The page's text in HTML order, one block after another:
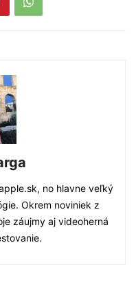
no hlavne veľký
Okrem noviniek z
záujmy aj videoherná